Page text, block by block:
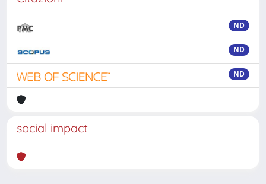
ND
ND
ND
social impact